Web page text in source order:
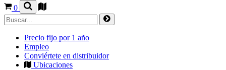
0
Precio fijo por 1 año
Empleo
Conviértete en distribuidor
Ubicaciones